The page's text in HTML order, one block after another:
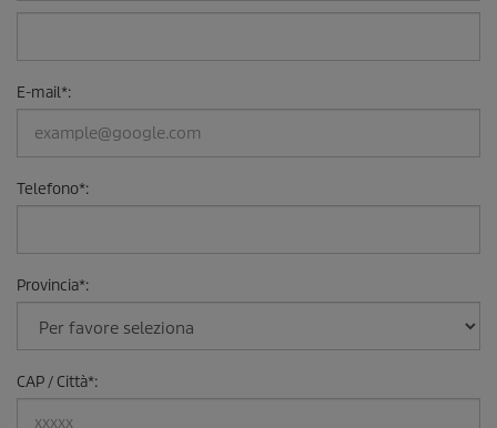
E-mail*:
Telefono*:
Provincia*:
CAP / Città*: